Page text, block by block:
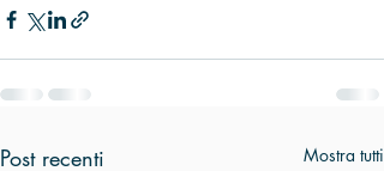
Post recenti Mostra tutti